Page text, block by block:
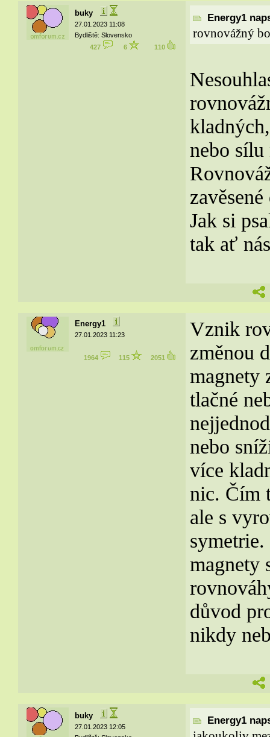
buky
27.01.2023 11:08
Bydliště: Slovensko
427
6 110
Energy1
rovnovážný
nebo sílu
Jak si
tak ať
Energy1
27.01.2023 11:23
1964 115 2051
Vznik
změnou
magnety
tlačné
nebo
více
nic. Čím
ale s
magnety
důvod
nikdy
buky
27.01.2023 12:05
Energy1